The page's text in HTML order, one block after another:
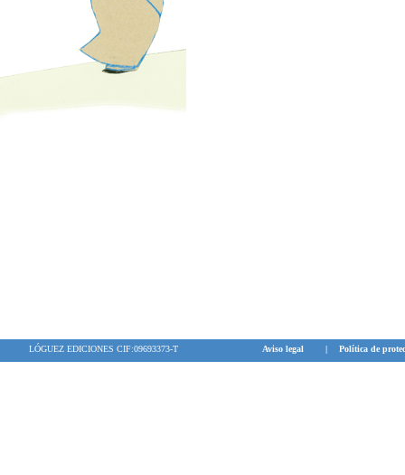
LÓGUEZ EDICIONES CIF:09693373-T Aviso legal | Política de